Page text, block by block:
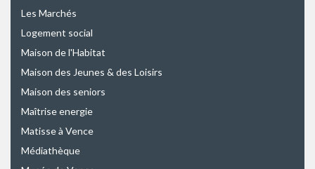
Les Marchés
Logement social
Maison de l'Habitat
Maison des Jeunes & des Loisirs
Maison des seniors
Maîtrise energie
Matisse à Vence
Médiathèque